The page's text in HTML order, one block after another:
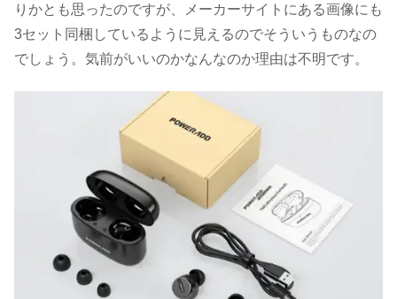
りかとも思ったのですが、メーカーサイトにある画像にも
3セット同梱しているように見えるのでそういうものなの
でしょう。気前がいいのかなんなのか理由は不明です。